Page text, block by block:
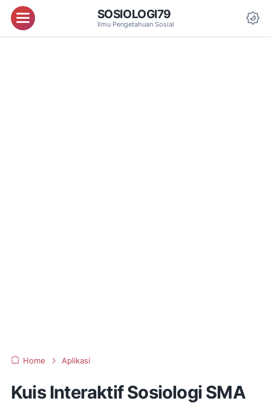
Menu SOSIOLOGI79
Ilmu Pengetahuan Sosial
Home Aplikasi
Kuis Interaktif Sosiologi SMA